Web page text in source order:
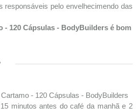
responsáveis pelo envelhecimendo das
- 120 Cápsulas - BodyBuilders é bom
- 120 Cápsulas - BodyBuilders
minutos antes do café da manhã e 2